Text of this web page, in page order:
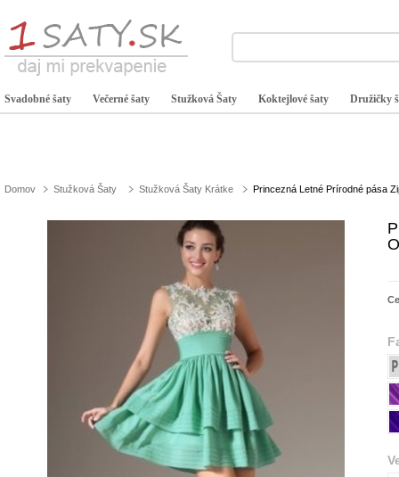
Svadobné šaty Večerné šaty Stužková Šaty Koktejlové šaty Družičky
Domov Stužková Šaty Stužková Šaty Krátke Princezná Letné Prírodné pása